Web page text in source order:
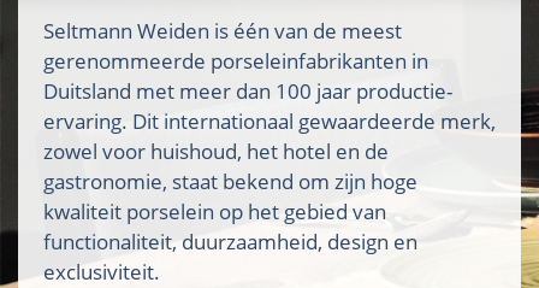
Seltmann Weiden is één van de meest
gerenommeerde porseleinfabrikanten in
Duitsland met meer dan 100 jaar productie-
ervaring. Dit internationaal gewaardeerde merk,
zowel voor huishoud, het hotel en de
gastronomie, staat bekend om zijn hoge
kwaliteit porselein op het gebied van
functionaliteit, duurzaamheid, design en
exclusiviteit.